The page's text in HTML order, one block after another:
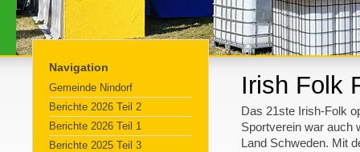
Navigation
Gemeinde Nindorf
Berichte 2026 Teil 2
Berichte 2026 Teil 1
Berichte 2025 Teil 3
Irish Folk
Das 21ste Irish-Folk
Sportverein war auch
Land Schweden. Mit